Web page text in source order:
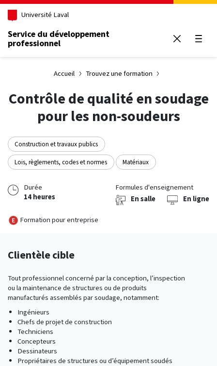
Aller au contenu principal
Université Laval
Service du développement
professionnel
Accueil Trouvez une formation
Contrôle de qualité en soudage
pour les non-soudeurs
Construction et travaux publics
Lois, règlements, codes et normes Matériaux
Durée
14 heures
Formules d'enseignement
En salle
En ligne
Formation pour entreprise
Clientèle cible
Tout professionnel concerné par la conception, l’inspection
ou la maintenance de structures ou de produits
manufacturés assemblés par soudage, notamment:
Ingénieurs
Chefs de projet de construction
Techniciens
Concepteurs
Dessinateurs
Propriétaires de structures ou d’équipement soudés